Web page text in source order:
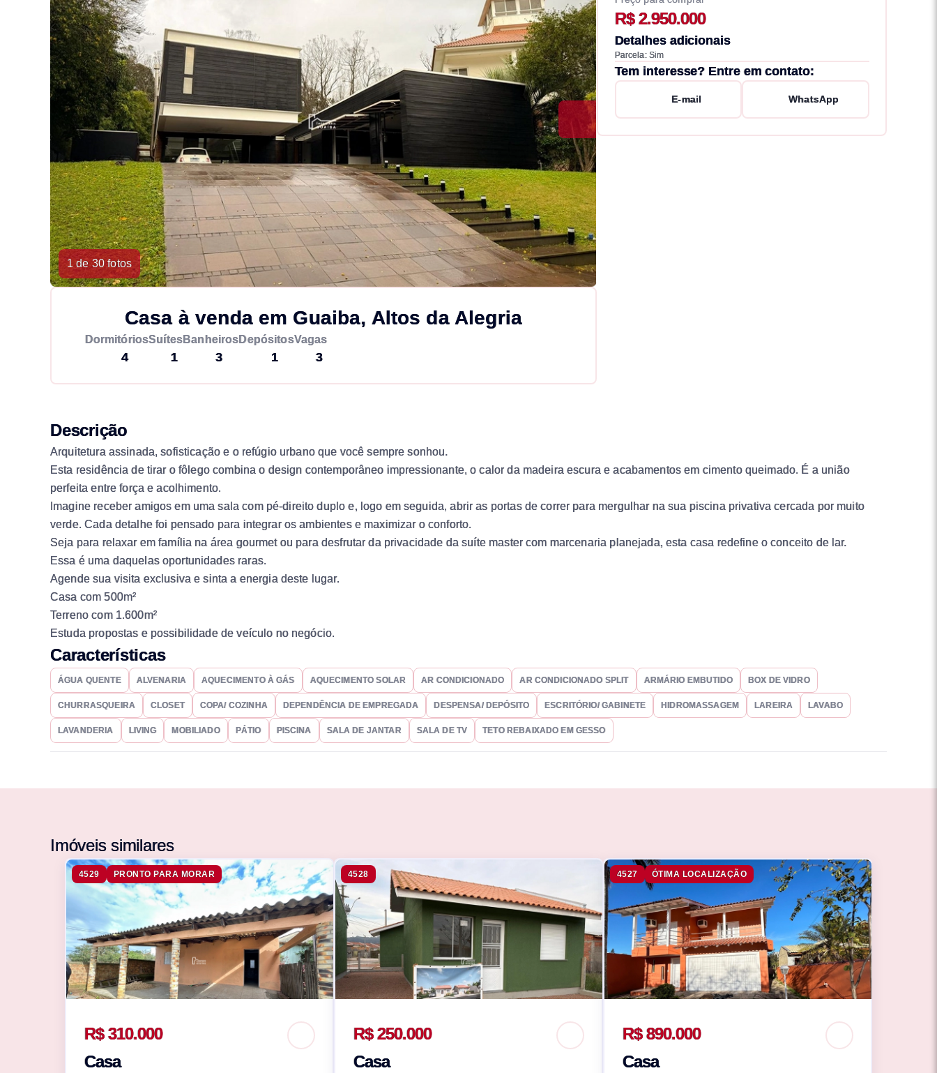
1 de 30 fotos
Casa à venda em Guaiba, Altos da Alegria
Dormitórios
4
Suítes
1
Banheiros
3
Depósitos
1
Vagas
3
R$ 2.950.000
Detalhes adicionais
Parcela: Sim
Tem interesse? Entre em contato:
E-mail WhatsApp
Descrição
Arquitetura assinada, sofisticação e o refúgio urbano que você sempre sonhou.
Esta residência de tirar o fôlego combina o design contemporâneo impressionante, o calor da madeira escura e acabamentos em cimento queimado. É a união
perfeita entre força e acolhimento.
Imagine receber amigos em uma sala com pé-direito duplo e, logo em seguida, abrir as portas de correr para mergulhar na sua piscina privativa cercada por muito
verde. Cada detalhe foi pensado para integrar os ambientes e maximizar o conforto.
Seja para relaxar em família na área gourmet ou para desfrutar da privacidade da suíte master com marcenaria planejada, esta casa redefine o conceito de lar.
Essa é uma daquelas oportunidades raras.
Agende sua visita exclusiva e sinta a energia deste lugar.
Casa com 500m²
Terreno com 1.600m²
Estuda propostas e possibilidade de veículo no negócio.
Características
ÁGUA QUENTE ALVENARIA AQUECIMENTO À GÁS AQUECIMENTO SOLAR AR CONDICIONADO AR CONDICIONADO SPLIT ARMÁRIO EMBUTIDO BOX DE VIDRO
CHURRASQUEIRA CLOSET COPA/ COZINHA DEPENDÊNCIA DE EMPREGADA DESPENSA/ DEPÓSITO ESCRITÓRIO/ GABINETE HIDROMASSAGEM LAREIRA LAVABO
LAVANDERIA LIVING MOBILIADO PÁTIO PISCINA SALA DE JANTAR SALA DE TV TETO REBAIXADO EM GESSO
Imóveis similares
4529 PRONTO PARA MORAR
R$ 310.000
Casa
4528
R$ 250.000
Casa
4527 ÓTIMA LOCALIZAÇÃO
R$ 890.000
Casa